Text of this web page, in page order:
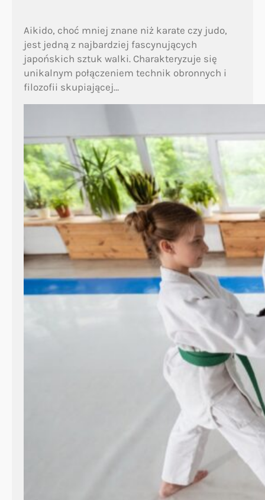
Aikido, choć mniej znane niż karate czy judo,
jest jedną z najbardziej fascynujących
japońskich sztuk walki. Charakteryzuje się
unikalnym połączeniem technik obronnych i
filozofii skupiającej…